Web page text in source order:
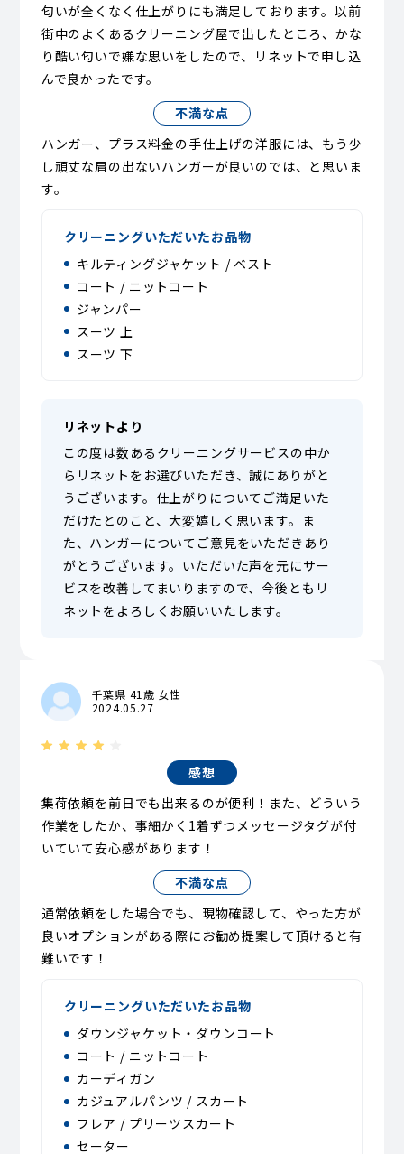
匂いが全くなく仕上がりにも満足しております。以前
街中のよくあるクリーニング屋で出したところ、かな
り酷い匂いで嫌な思いをしたので、リネットで申し込
んで良かったです。
不満な点
ハンガー、プラス料金の手仕上げの洋服には、もう少
し頑丈な肩の出ないハンガーが良いのでは、と思いま
す。
クリーニングいただいたお品物
キルティングジャケット / ベスト
コート / ニットコート
ジャンパー
スーツ 上
スーツ 下
リネットより
この度は数あるクリーニングサービスの中か
らリネットをお選びいただき、誠にありがと
うございます。仕上がりについてご満足いた
だけたとのこと、大変嬉しく思います。ま
た、ハンガーについてご意見をいただきあり
がとうございます。いただいた声を元にサー
ビスを改善してまいりますので、今後ともリ
ネットをよろしくお願いいたします。
千葉県 41歳 女性
2024.05.27
感想
集荷依頼を前日でも出来るのが便利！また、どういう
作業をしたか、事細かく1着ずつメッセージタグが付
いていて安心感があります！
不満な点
通常依頼をした場合でも、現物確認して、やった方が
良いオプションがある際にお勧め提案して頂けると有
難いです！
クリーニングいただいたお品物
ダウンジャケット・ダウンコート
コート / ニットコート
カーディガン
カジュアルパンツ / スカート
フレア / プリーツスカート
セーター